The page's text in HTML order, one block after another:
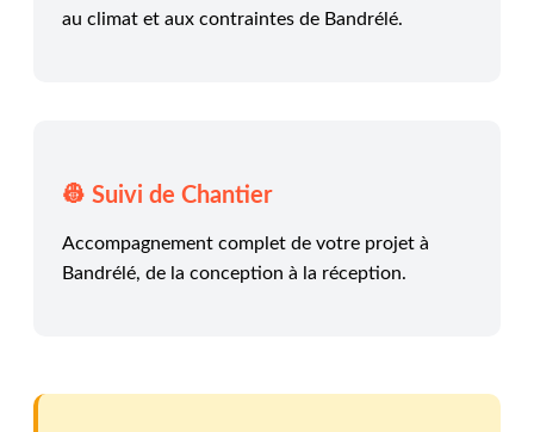
au climat et aux contraintes de Bandrélé.
👷 Suivi de Chantier
Accompagnement complet de votre projet à
Bandrélé, de la conception à la réception.